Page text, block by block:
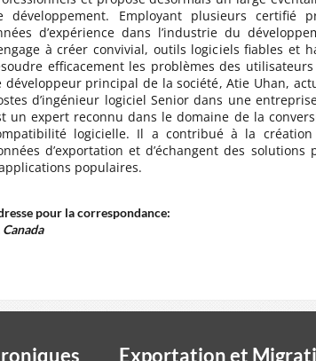
développement. Employant plusieurs certifié
d’expérience dans l’industrie du
à créer convivial, outils logiciels fiables et
efficacement les problèmes des
développeur principal de la société,Atie Uhan,
d’ingénieur logiciel Senior dans une
un expert reconnu dans le domaine de la
logicielle. Il a contribué à la création
d’exportation et d’échangent des
populaires.
pour la correspondance:
Exportation et